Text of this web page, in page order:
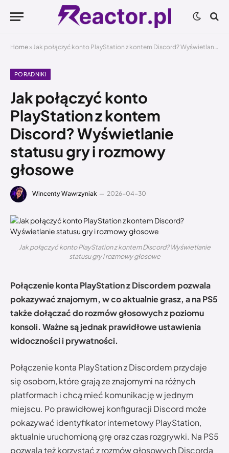
Home »Jak połączyć konto PlayStation z kontem Discord? Wyświetlanie statusu gry i rozmowy głosowe
PORADNIKI
Jak połączyć konto
PlayStation z kontem
Discord? Wyświetlanie
statusu gry i rozmowy
głosowe
Wincenty Wawrzyniak 2026-04-30
Jak połączyć konto PlayStation z kontem Discord? Wyświetlanie
statusu gry i rozmowy głosowe
Połączenie konta PlayStation z Discordem pozwala
pokazywać znajomym, w co aktualnie grasz, a na PS5
także dołączać do rozmów głosowych z poziomu
konsoli. Ważne są jednak prawidłowe ustawienia
widoczności i prywatności.
Połączenie konta PlayStation z Discordem przydaje
się osobom, które grają ze znajomymi na różnych
platformach i chcą mieć komunikację w jednym
miejscu. Po prawidłowej konfiguracji Discord może
pokazywać identyfikator internetowy PlayStation,
aktualnie uruchomioną grę oraz czas rozgrywki. Na PS5
pozwala też korzystać z rozmów głosowych Discorda